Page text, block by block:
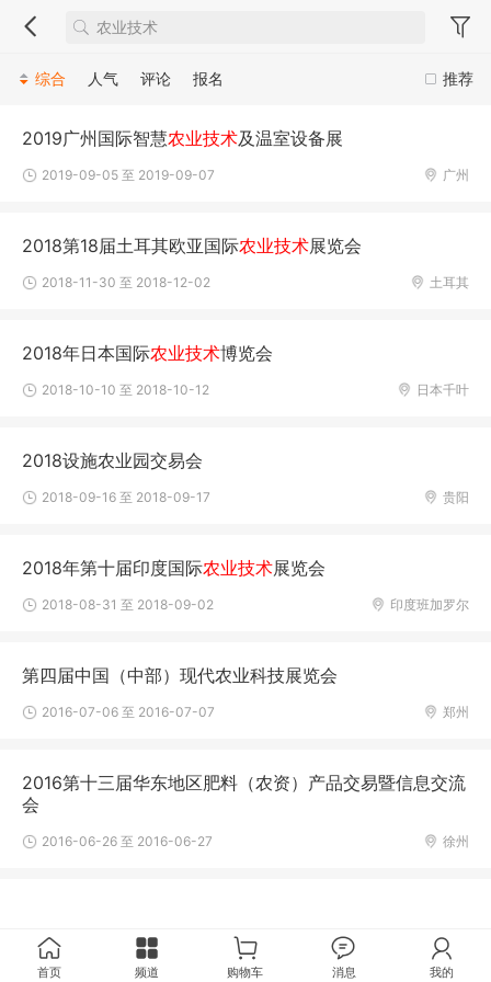
推荐
综合 人气 评论 报名
2019广州国际智慧农业技术及温室设备展
广州
2019-09-05 至 2019-09-07
2018第18届土耳其欧亚国际农业技术展览会
土耳其
2018-11-30 至 2018-12-02
2018年日本国际农业技术博览会
日本千叶
2018-10-10 至 2018-10-12
2018设施农业园交易会
贵阳
2018-09-16 至 2018-09-17
2018年第十届印度国际农业技术展览会
印度班加罗尔
2018-08-31 至 2018-09-02
第四届中国（中部）现代农业科技展览会
郑州
2016-07-06 至 2016-07-07
2016第十三届华东地区肥料（农资）产品交易暨信息交流
会
徐州
2016-06-26 至 2016-06-27
首页 频道 购物车 消息 我的